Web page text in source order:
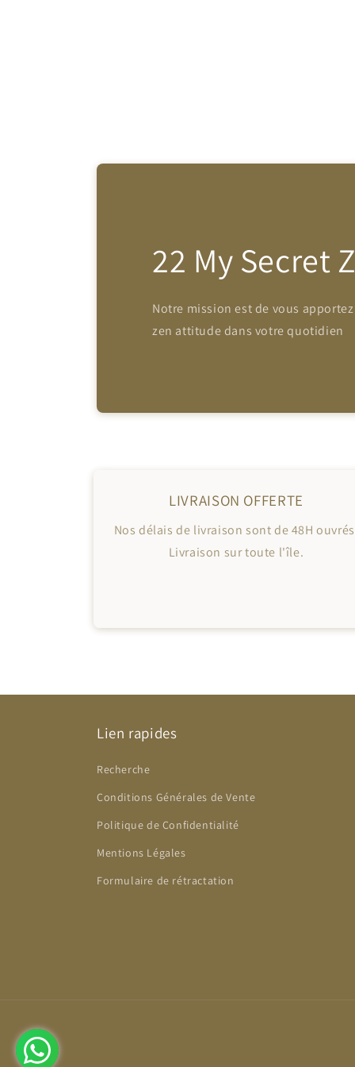
22 My Secret
Notre mission est de vous
zen attitude dans votre quotidien
LIVRAISON OFFERTE
Nos délais de livraison sont de 48H
Livraison sur toute l'île.
Lien rapides
Recherche
Conditions Générales de Vente
Politique de Confidentialité
Mentions Légales
Formulaire de rétractation